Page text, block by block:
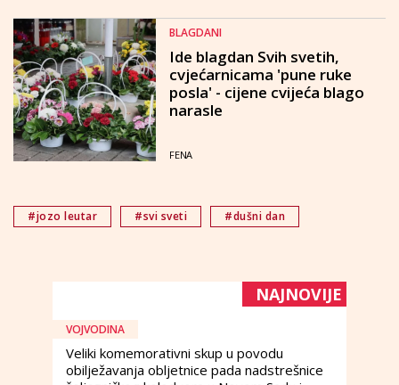
BLAGDANI
Ide blagdan Svih svetih,
cvjećarnicama 'pune ruke
posla' - cijene cvijeća blago
narasle
FENA
#jozo leutar #svi sveti #dušni dan
NAJNOVIJE
VOJVODINA
Veliki komemorativni skup u povodu
obilježavanja obljetnice pada nadstrešnice